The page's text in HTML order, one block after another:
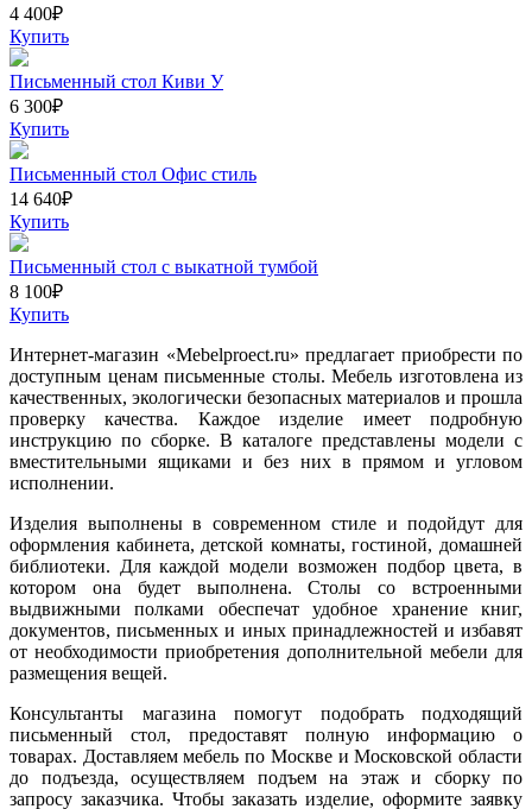
4 400₽
Купить
Письменный стол Киви У
6 300₽
Купить
Письменный стол Офис стиль
14 640₽
Купить
Письменный стол с выкатной тумбой
8 100₽
Купить
Интернет-магазин «Mebelproect.ru» предлагает приобрести по
доступным ценам письменные столы. Мебель изготовлена из
качественных, экологически безопасных материалов и прошла
проверку качества. Каждое изделие имеет подробную
инструкцию по сборке. В каталоге представлены модели с
вместительными ящиками и без них в прямом и угловом
исполнении.
Изделия выполнены в современном стиле и подойдут для
оформления кабинета, детской комнаты, гостиной, домашней
библиотеки. Для каждой модели возможен подбор цвета, в
котором она будет выполнена. Столы со встроенными
выдвижными полками обеспечат удобное хранение книг,
документов, письменных и иных принадлежностей и избавят
от необходимости приобретения дополнительной мебели для
размещения вещей.
Консультанты магазина помогут подобрать подходящий
письменный стол, предоставят полную информацию о
товарах. Доставляем мебель по Москве и Московской области
до подъезда, осуществляем подъем на этаж и сборку по
запросу заказчика. Чтобы заказать изделие, оформите заявку